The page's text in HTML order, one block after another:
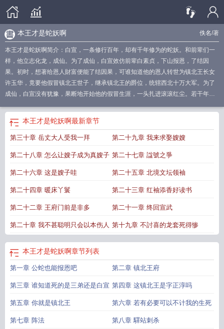
佚名/著
本王才是蛇妖啊
本王才是蛇妖啊简介：白宣，一条修行百年，却有千年修为的蛇妖。和前辈们一
样，他立志化龙，成仙。为了成仙，白宣效仿前辈白素贞，下山报恩，了结因
果。初时，想著给恩人財富便能了结因果，可谁知道他的恩人转世为镇北王长女
许玉华，竟要他假冒镇北王世子，继承镇北王的爵位，统辖西北十万大军。为了
成仙，白宣没有犹豫，果断地开始他的假冒生涯，一头扎进滚滚红尘。若干年
本王才是蛇妖啊最新章节更新 本王才是蛇妖啊在线
安 本王不是
王才是蛇妖啊免费本王才是蛇妖啊完免费本王才是蛇妖啊免费阅读
本王才是蛇妖啊最新章节
第三十章 岳丈大人受我一拜 第二十九章 我来求娶嫂嫂
第二十八章 怎么让嫂子成为真嫂子 第二十七章 諡號之爭
第二十六章 这是嫂子哇 第二十五章 北境文坛领袖
第二十四章 暖床丫鬟 第二十三章 红袖添香好读书
第二十二章 王府门前是非多 第二十一章 终回宣武
第二十章 我不甚聪明只会以本伤人 第十九章 不討喜的龙套死得惨
本王才是蛇妖啊章节列表
第一章 公蛇也能报恩吧 第二章 镇北王府
第三章 谁知道死的是三弟还是白宣 第四章 这镇北王是字正淳吗
第五章 你就是镇北王 第六章 若有必要可以不计我的生死
第七章 阵法 第八章 驛站刺杀